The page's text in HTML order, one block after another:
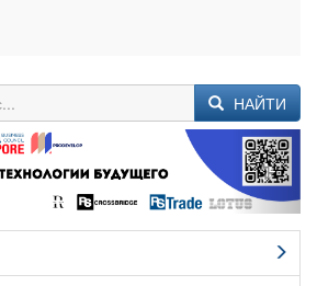
НАЙТИ
Next